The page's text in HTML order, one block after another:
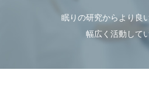
眠りの研究からより良
幅広く活動して